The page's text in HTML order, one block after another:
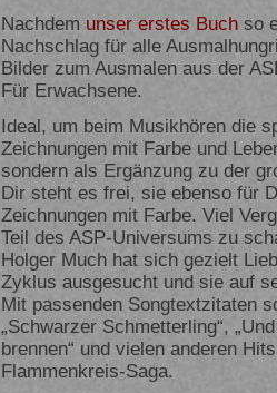
Nachdem unser erstes Buch so
Nachschlag für alle
Bilder zum Ausmalen aus der
Für Erwachsene.
Ideal, um beim Musikhören die
Zeichnungen mit Farbe und
sondern als Ergänzung zu der
Dir steht es frei, sie ebenso für
Zeichnungen mit Farbe. Viel
Teil des ASP-Universums zu
Holger Much hat sich gezielt
Zyklus ausgesucht und sie auf
Mit passenden Songtextzitaten
„Schwarzer Schmetterling“,
brennen“ und vielen anderen
Flammenkreis-Saga.